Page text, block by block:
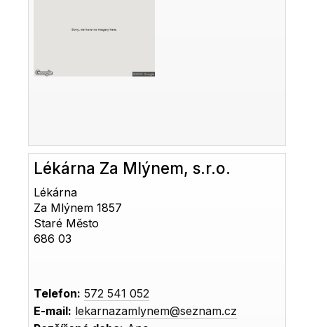
Lékárna Za Mlýnem, s.r.o.
Lékárna
Za Mlýnem 1857
Staré Město
686 03
Telefon: 572 541 052
E-mail: lekarnazamlynem@seznam.cz